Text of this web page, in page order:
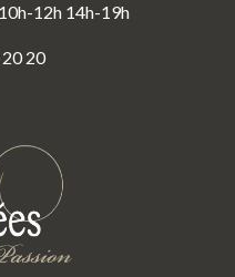
12h 14h-19h
20